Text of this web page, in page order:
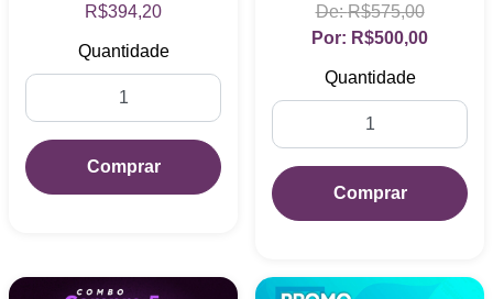
R$394,20
Quantidade
Comprar
LithoKit Economico.
R$575,00
R$500,00
Quantidade
Comprar